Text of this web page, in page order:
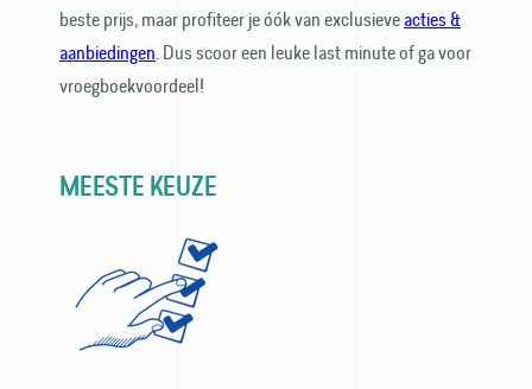
beste prijs, maar profiteer je óók van exclusieveacties &
aanbiedingen. Dus scoor een leuke last minute of ga voor
vroegboek­voordeel!
MEESTE KEUZE